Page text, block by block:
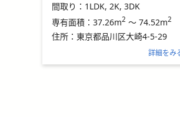
間取り： 1LDK, 2K, 3DK
専有面積： 37.26m2 ～ 74.52m2
住所： 東京都品川区大崎4-5-29
詳細をみ